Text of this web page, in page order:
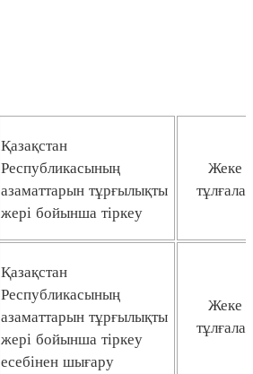
Қазақстан
Республикасының
азаматтарын тұрғылықты
жері бойынша тіркеу
Жеке
тұлғалар
Қазақстан
Республикасының
азаматтарын тұрғылықты
жері бойынша тіркеу
есебінен шығару
Жеке
тұлғалар